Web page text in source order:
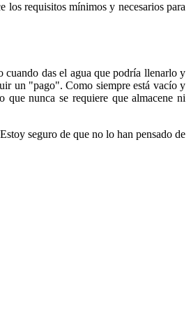
los requisitos mínimos y necesarios para
cuando das el agua que podría llenarlo y
un "pago". Como siempre está vacío y
nunca se requiere que almacene ni
seguro de que no lo han pensado de